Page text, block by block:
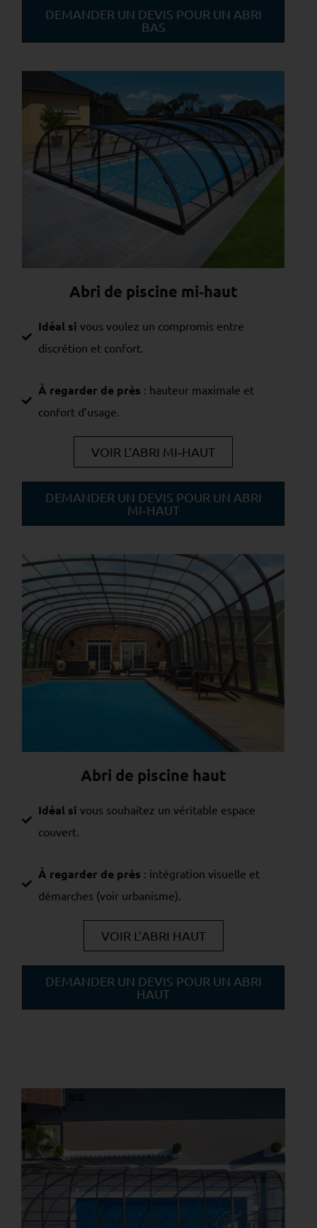
DEMANDER UN DEVIS POUR UN ABRI
BAS
Abri de piscine mi‑haut
Idéal si vous voulez un compromis entre
discrétion et confort.
À regarder de près : hauteur maximale et
confort d’usage.
VOIR L’ABRI MI‑HAUT
DEMANDER UN DEVIS POUR UN ABRI
MI‑HAUT
Abri de piscine haut
Idéal si vous souhaitez un véritable espace
couvert.
À regarder de près : intégration visuelle et
démarches (voir urbanisme).
VOIR L’ABRI HAUT
DEMANDER UN DEVIS POUR UN ABRI
HAUT